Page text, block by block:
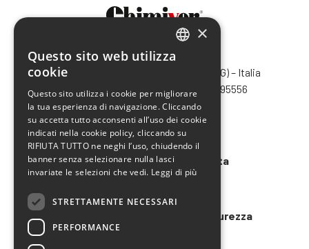
CHIMIVER PANSERI S.p.A.
Via Bergamo, 1401 – 24030 Pontida (BG) – Italia
Tel.
+39 035 795031
– Fax +39 035 795556
info@chimiver.com
Faq
Condizioni generali di vendita
Modello 231 e Organigramma Sicurezza
FRENCH
SPANISH
×
Questo sito web utilizza
cookie
Questo sito utilizza i cookie per migliorare
la tua esperienza di navigazione. Cliccando
su accetta tutto acconsenti all’uso dei cookie
indicati nella cookie policy, cliccando su
RIFIUTA TUTTO ne neghi l’uso, chiudendo il
banner senza selezionare nulla lasci
invariate le selezioni che vedi. Leggi di più
STRETTAMENTE NECESSARI
PERFORMANCE